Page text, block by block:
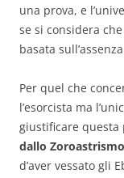
una prova, e
se si considera
basata
Per quel che
l’esorcista ma
giustificare questa
dallo Zoroastrismo
d’aver vessato gli